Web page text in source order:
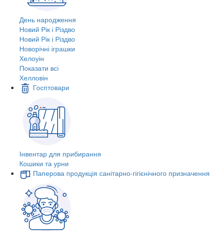
День народження
Новий Рік і Різдво
Новий Рік і Різдво
Новорічні іграшки
Хелоуін
Показати всі
Хелловін
Госптовари
Інвентар для прибирання
Кошики та урни
Паперова продукція санітарно-гігієнічного призначення